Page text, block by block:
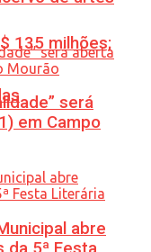
135 milhões;
será
em Campo
abre